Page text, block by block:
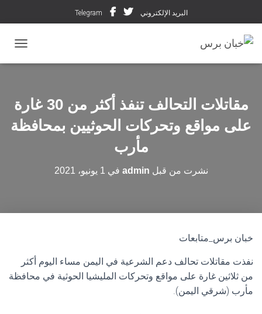
البريد الإلكتروني Telegram
مقاتلات التحالف تنفذ أكثر من 30 غارة
على مواقع وتحركات الحوثيين بمحافظة
مأرب
نشرت من قبل admin في 1 يونيو، 2021
خبان برس_متابعات
نفذت مقاتلات تحالف دعم الشرعية في اليمن مساء اليوم أكثر
من ثلاثين غارة على مواقع وتحركات المليشيا الحوثية في محافظة
مأرب (شرقي اليمن).